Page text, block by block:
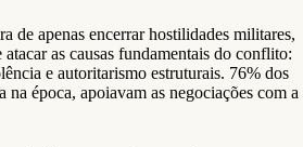
de apenas encerrar hostilidades militares,
atacar as causas fundamentais do conflito:
e autoritarismo estruturais. 76% dos
na época, apoiavam as negociações com a